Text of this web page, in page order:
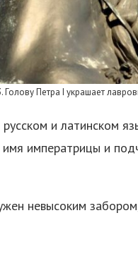
Голову Петра I украшает
и латинском
императрицы и
невысоким